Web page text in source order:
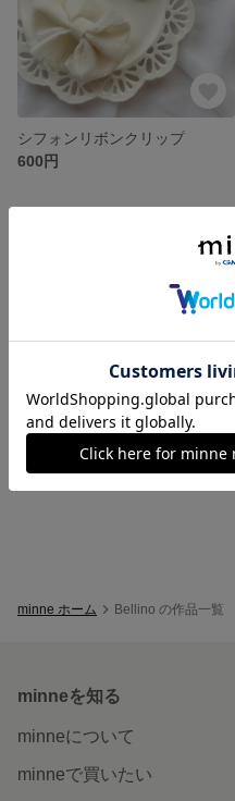
シフォンリボンクリップ
600円
【2個set】ハートチョコクッキーヘアゴム♡バレンタイン♡チョコレート♡プチギフト♡キッズヘアアクセサリー♡
minne ホーム Bellino の作品一覧
minneを知る
minneについて
minneで買いたい